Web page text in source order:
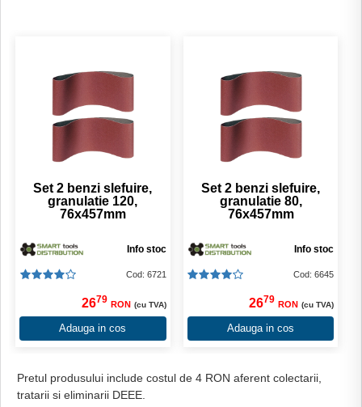
Set 2 benzi slefuire,
granulatie 120,
76x457mm
Info stoc
Cod: 6721
2679 RON (cu TVA)
Adauga in cos
Set 2 benzi slefuire,
granulatie 80,
76x457mm
Info stoc
Cod: 6645
2679 RON (cu TVA)
Adauga in cos
Pretul produsului include costul de 4 RON aferent colectarii,
tratarii si eliminarii DEEE.